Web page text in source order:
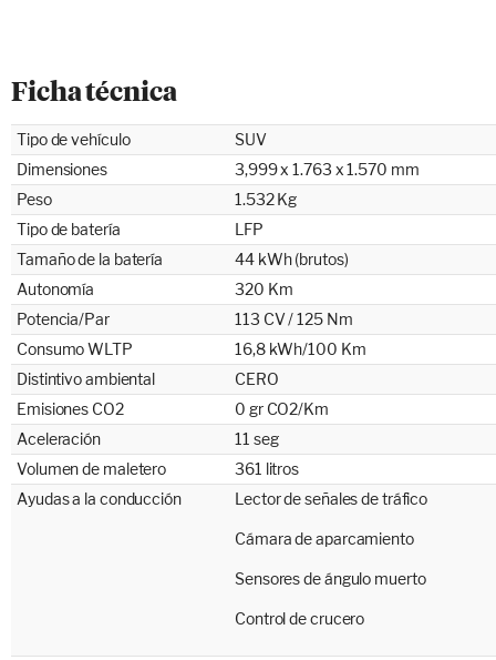
Ficha técnica
Tipo de vehículo
SUV
Dimensiones
3,999 x 1.763 x 1.570 mm
Peso
1.532 Kg
Tipo de batería
LFP
Tamaño de la batería
44 kWh (brutos)
Autonomía
320 Km
Potencia/Par
113 CV / 125 Nm
Consumo WLTP
16,8 kWh/100 Km
Distintivo ambiental
CERO
Emisiones CO2
0 gr CO2/Km
Aceleración
11 seg
Volumen de maletero
361 litros
Ayudas a la conducción
Lector de señales de tráfico
Cámara de aparcamiento
Sensores de ángulo muerto
Control de crucero